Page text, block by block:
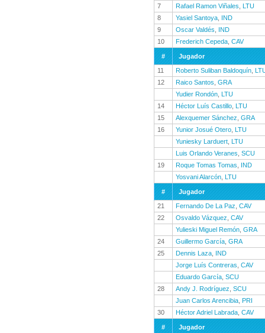
7
Rafael Ramon Viñales
LTU
8
Yasiel Santoya IND
9
Oscar Valdés
IND
10
Frederich Cepeda CAV
#
Jugador
11
Roberto Suliban Baldoquín
12
Raico Santos GRA
Yudier Rondón LTU
14
Héctor Luís Castillo LTU
15
Alexquemer Sánchez GRA
16
Yunior Josué Otero LTU
Yuniesky Larduert LTU
Luis Orlando Veranes SCU
19
Roque Tomas Tomas
IND
Yosvani Alarcón LTU
#
Jugador
21
Fernando De La Paz CAV
22
Osvaldo Vázquez CAV
Yulieski Miguel Remón GRA
24
Guillermo García GRA
25
Dennis Laza IND
Jorge Luís Contreras CAV
Eduardo García SCU
28
Andy J. Rodríguez SCU
Juan Carlos Arencibia PRI
30
Héctor Adriel Labrada CAV
#
Jugador